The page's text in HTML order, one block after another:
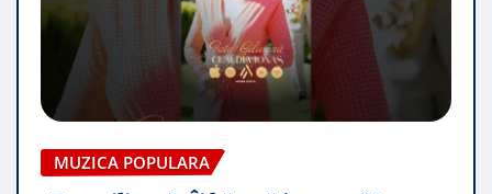
MUZICA POPULARA